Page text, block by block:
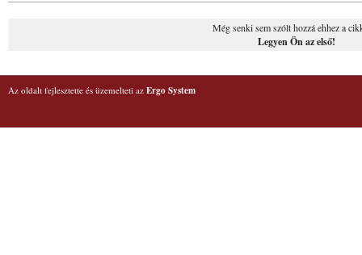
Még senki sem szólt hozzá ehhez a
Legyen Ön az első!
Az oldalt fejlesztette és üzemelteti az Ergo System